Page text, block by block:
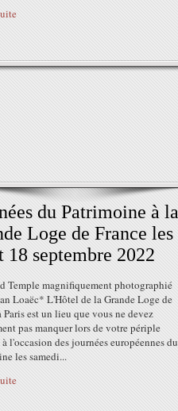
du Patrimoine à la
Loge de France les
18 septembre 2022
Temple magnifiquement photographié
Loaëc* L'Hôtel de la Grande Loge de
Paris est un lieu que vous ne devez
pas manquer lors de votre périple
l'occasion des journées européennes du
les samedi...